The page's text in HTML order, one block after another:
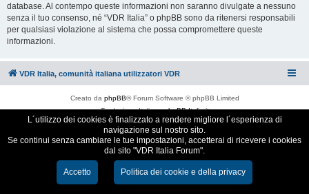
database. Al contempo queste informazioni non saranno divulgate a nessuno
senza il tuo consenso, né “VDR Italia” o phpBB sono da ritenersi responsabili
per qualsiasi violazione al sistema che possa compromettere queste
informazioni.
VDR Italia, comunità italiana utilizzatori VDR
Creato da phpBB® Forum Software © phpBB Limited
Traduzione ItalianaphpBB-Italia.it
Cookie e Privacy
L´utilizzo dei cookies è finalizzato a rendere migliore l´esperienza di
navigazione sul nostro sito.
Se continui senza cambiare le tue impostazioni, accetterai di ricevere i cookies
dal sito "VDR Italia Forum".
Accetto Politica dei cookie e della privacy